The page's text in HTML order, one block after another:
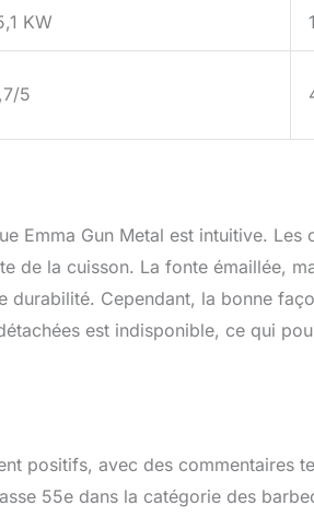
KW
5
Emma Gun Metal est intuitive.
de la cuisson. La fonte émaillée,
durabilité. Cependant, la bonne
est indisponible, ce qui
positifs, avec des commentaires
55e dans la catégorie des